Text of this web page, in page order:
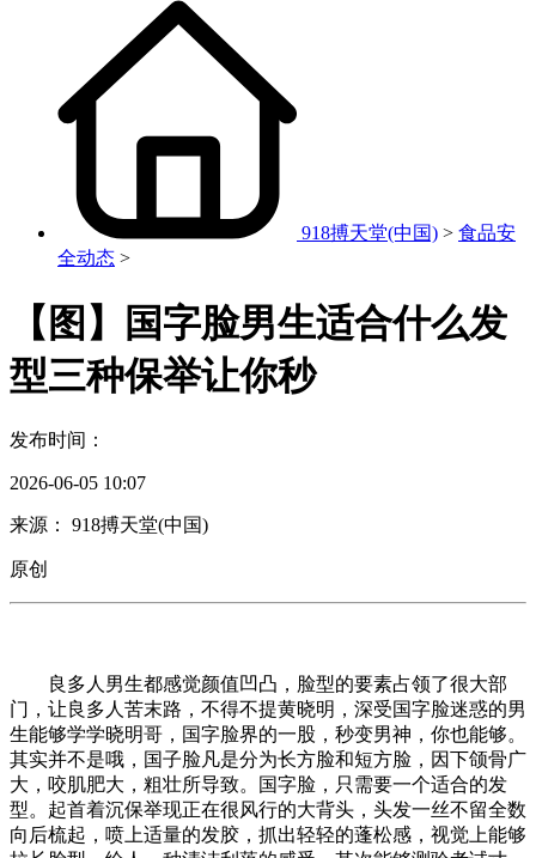
918搏天堂(中国) > 食品安
全动态 >
【图】国字脸男生适合什么发
型三种保举让你秒
发布时间：
2026-06-05 10:07
来源： 918搏天堂(中国)
原创
良多人男生都感觉颜值凹凸，脸型的要素占领了很大部
门，让良多人苦末路，不得不提黄晓明，深受国字脸迷惑的男
生能够学学晓明哥，国字脸界的一股，秒变男神，你也能够。
其实并不是哦，国子脸凡是分为长方脸和短方脸，因下颌骨广
大，咬肌肥大，粗壮所导致。国字脸，只需要一个适合的发
型。起首着沉保举现正在很风行的大背头，头发一丝不留全数
向后梳起，喷上适量的发胶，抓出轻轻的蓬松感，视觉上能够